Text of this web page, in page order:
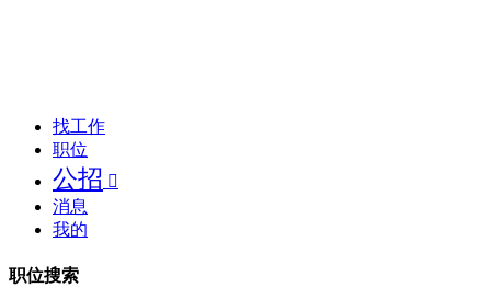
找工作
职位
公招 
消息
我的
职位搜索